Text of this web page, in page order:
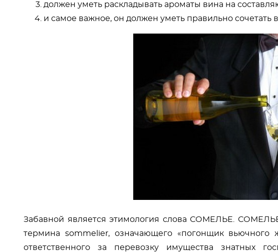
должен уметь раскладывать ароматы вина на
и самое важное, он должен уметь правильно сочетать
Забавной является этимология слова СОМЕЛЬЕ.
термина sommelier, означающего «погонщик вьючного
ответственного за перевозку имущества знатных